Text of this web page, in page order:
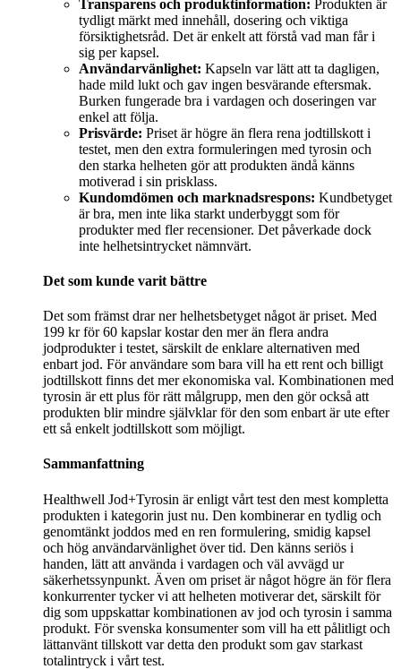
Transparens och produktinformation: Produkten är
tydligt märkt med innehåll, dosering och viktiga
försiktighetsråd. Det är enkelt att förstå vad man får i
sig per kapsel.
Användarvänlighet: Kapseln var lätt att ta dagligen,
hade mild lukt och gav ingen besvärande eftersmak.
Burken fungerade bra i vardagen och doseringen var
enkel att följa.
Prisvärde: Priset är högre än flera rena jodtillskott i
testet, men den extra formuleringen med tyrosin och
den starka helheten gör att produkten ändå känns
motiverad i sin prisklass.
Kundomdömen och marknadsrespons: Kundbetyget
är bra, men inte lika starkt underbyggt som för
produkter med fler recensioner. Det påverkade dock
inte helhetsintrycket nämnvärt.
Det som kunde varit bättre
Det som främst drar ner helhetsbetyget något är priset. Med
199 kr för 60 kapslar kostar den mer än flera andra
jodprodukter i testet, särskilt de enklare alternativen med
enbart jod. För användare som bara vill ha ett rent och billigt
jodtillskott finns det mer ekonomiska val. Kombinationen med
tyrosin är ett plus för rätt målgrupp, men den gör också att
produkten blir mindre självklar för den som enbart är ute efter
ett så enkelt jodtillskott som möjligt.
Sammanfattning
Healthwell Jod+Tyrosin är enligt vårt test den mest kompletta
produkten i kategorin just nu. Den kombinerar en tydlig och
genomtänkt joddos med en ren formulering, smidig kapsel
och hög användarvänlighet över tid. Den känns seriös i
handen, lätt att använda i vardagen och väl avvägd ur
säkerhetssynpunkt. Även om priset är något högre än för flera
konkurrenter tycker vi att helheten motiverar det, särskilt för
dig som uppskattar kombinationen av jod och tyrosin i samma
produkt. För svenska konsumenter som vill ha ett pålitligt och
lättanvänt tillskott var detta den produkt som gav starkast
totalintryck i vårt test.